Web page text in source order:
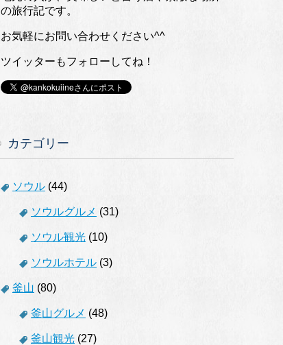
の旅行記です。
お気軽にお問い合わせください^^
ツイッターもフォローしてね！
カテゴリー
ソウル (44)
ソウルグルメ (31)
ソウル観光 (10)
ソウルホテル (3)
釜山 (80)
釜山グルメ (48)
釜山観光 (27)